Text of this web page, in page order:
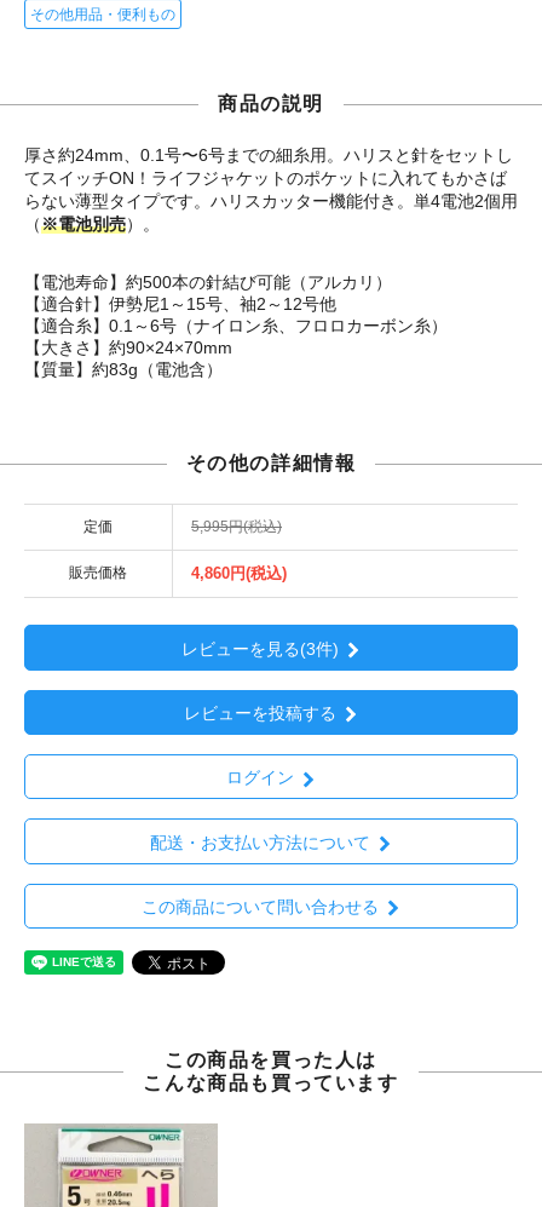
その他用品・便利もの
商品の説明
厚さ約24mm、0.1号〜6号までの細糸用。ハリスと針をセットし
てスイッチON！ライフジャケットのポケットに入れてもかさば
らない薄型タイプです。ハリスカッター機能付き。単4電池2個用
（※電池別売）。
【電池寿命】約500本の針結び可能（アルカリ）
【適合針】伊勢尼1～15号、袖2～12号他
【適合糸】0.1～6号（ナイロン糸、フロロカーボン糸）
【大きさ】約90×24×70mm
【質量】約83g（電池含）
その他の詳細情報
定価 5,995円(税込)
販売価格 4,860円(税込)
レビューを見る(3件)
レビューを投稿する
ログイン
配送・お支払い方法について
この商品について問い合わせる
この商品を買った人は
こんな商品も買っています